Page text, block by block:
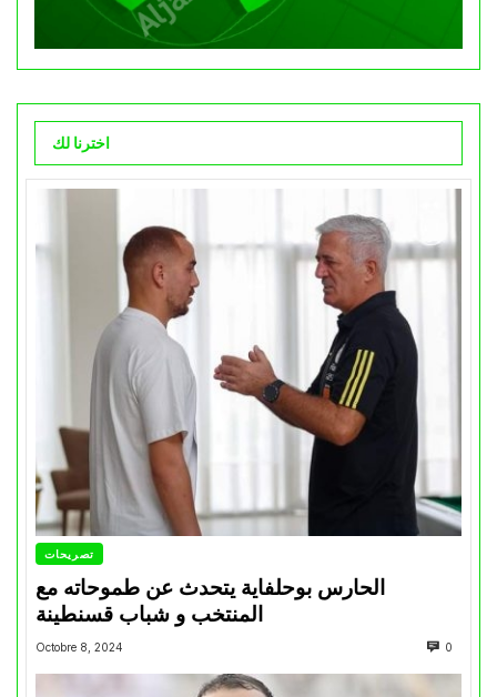
اخترنا لك
تصريحات
الحارس بوحلفاية يتحدث عن طموحاته مع
المنتخب و شباب قسنطينة
Octobre 8, 2024 0